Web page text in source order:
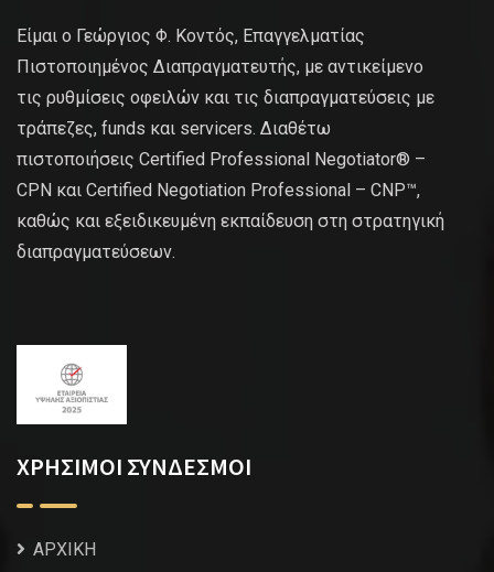
Είμαι ο Γεώργιος Φ. Κοντός, Επαγγελματίας
Πιστοποιημένος Διαπραγματευτής, με αντικείμενο
τις ρυθμίσεις οφειλών και τις διαπραγματεύσεις με
τράπεζες, funds και servicers. Διαθέτω
πιστοποιήσεις Certified Professional Negotiator® –
CPN και Certified Negotiation Professional – CNP™,
καθώς και εξειδικευμένη εκπαίδευση στη στρατηγική
διαπραγματεύσεων.
ΧΡΗΣΙΜΟΙ ΣΥΝΔΕΣΜΟΙ
ΑΡΧΙΚΗ